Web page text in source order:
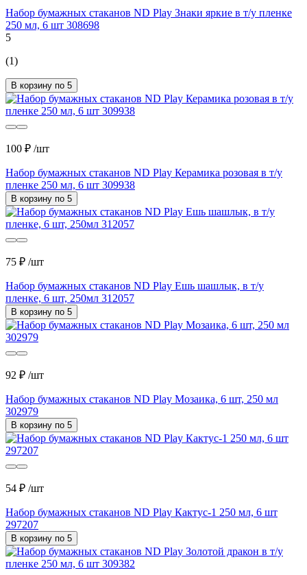
Набор бумажных стаканов ND Play Знаки яркие в т/у пленке
250 мл, 6 шт 308698
5
(1)
В корзину по 5
100 ₽ /шт
Набор бумажных стаканов ND Play Керамика розовая в т/у
пленке 250 мл, 6 шт 309938
В корзину по 5
75 ₽ /шт
Набор бумажных стаканов ND Play Ешь шашлык, в т/у
пленке, 6 шт, 250мл 312057
В корзину по 5
92 ₽ /шт
Набор бумажных стаканов ND Play Мозаика, 6 шт, 250 мл
302979
В корзину по 5
54 ₽ /шт
Набор бумажных стаканов ND Play Кактус-1 250 мл, 6 шт
297207
В корзину по 5